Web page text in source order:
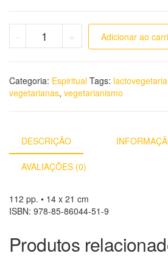
- Receitas Vegetarianas I quantidade
+ Adicionar ao
Categoria: Espiritual Tags:
vegetarianas, vegetarianismo
DESCRIÇÃO
AVALIAÇÕES (0)
112 pp. • 14 x 21 cm
ISBN: 978-85-86044-51-9
Produtos